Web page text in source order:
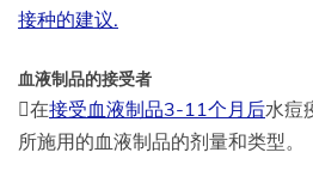
接种的建议.
血液制品的接受者
在接受血液制品3-11个月后水痘
所施用的血液制品的剂量和类型。